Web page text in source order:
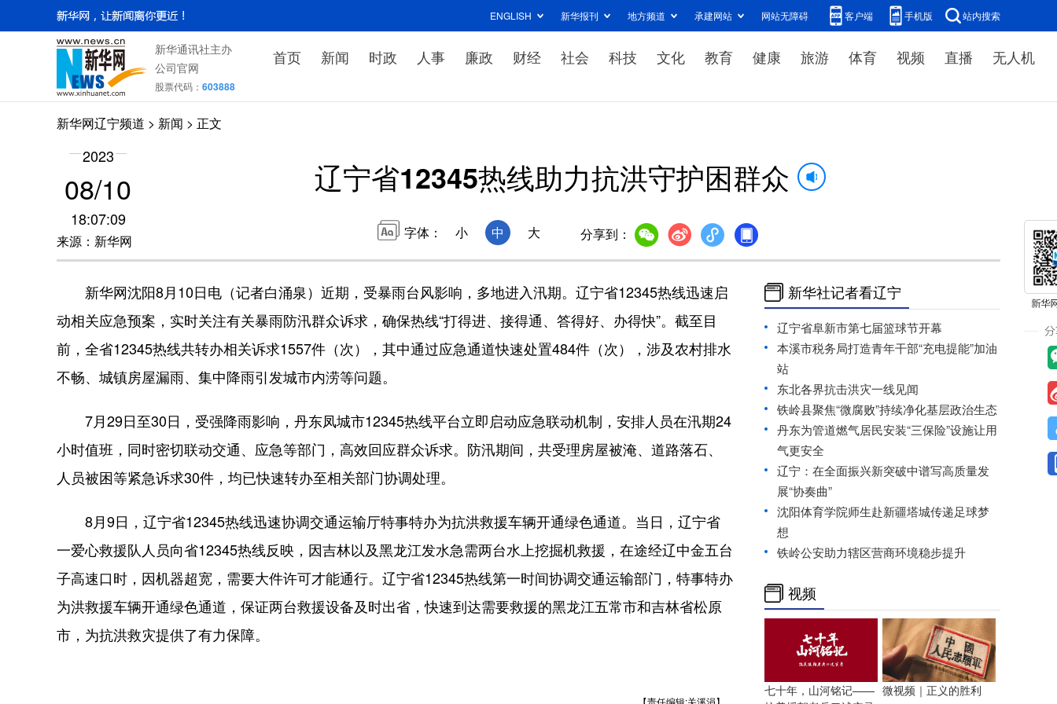
ENGLISH 新华报刊 地方频道 承建网站 网站无障碍 客户端 手机版 站内搜索
新华通讯社主办
公司官网
股票代码： 603888
首页 新闻 时政 人事 廉政 财经 社会 科技 文化 教育 健康 旅游 体育 视频 直播 无人机
新华网辽宁频道 > 新闻 > 正文
2023
08/10
18:07:09
来源：新华网
辽宁省12345热线助力抗洪守护困群众
字体： 小 中 大 分享到：
新华网沈阳8月10日电（记者白涌泉）近期，受暴雨台风影响，多地进入汛期。辽宁省12345热线迅速启
动相关应急预案，实时关注有关暴雨防汛群众诉求，确保热线“打得进、接得通、答得好、办得快”。截至目
前，全省12345热线共转办相关诉求1557件（次），其中通过应急通道快速处置484件（次），涉及农村排水
不畅、城镇房屋漏雨、集中降雨引发城市内涝等问题。
7月29日至30日，受强降雨影响，丹东凤城市12345热线平台立即启动应急联动机制，安排人员在汛期24
小时值班，同时密切联动交通、应急等部门，高效回应群众诉求。防汛期间，共受理房屋被淹、道路落石、
人员被困等紧急诉求30件，均已快速转办至相关部门协调处理。
8月9日，辽宁省12345热线迅速协调交通运输厅特事特办为抗洪救援车辆开通绿色通道。当日，辽宁省
一爱心救援队人员向省12345热线反映，因吉林以及黑龙江发水急需两台水上挖掘机救援，在途经辽中金五台
子高速口时，因机器超宽，需要大件许可才能通行。辽宁省12345热线第一时间协调交通运输部门，特事特办
为洪救援车辆开通绿色通道，保证两台救援设备及时出省，快速到达需要救援的黑龙江五常市和吉林省松原
市，为抗洪救灾提供了有力保障。
【责任编辑:关溪涓】
新华社记者看辽宁
辽宁省阜新市第七届篮球节开幕
本溪市税务局打造青年干部“充电提能”加油
站
东北各界抗击洪灾一线见闻
铁岭县聚焦“微腐败”持续净化基层政治生态
丹东为管道燃气居民安装“三保险”设施让用
气更安全
辽宁：在全面振兴新突破中谱写高质量发
展“协奏曲”
沈阳体育学院师生赴新疆塔城传递足球梦
想
铁岭公安助力辖区营商环境稳步提升
视频
七十年，山河铭记—— 微视频｜正义的胜利